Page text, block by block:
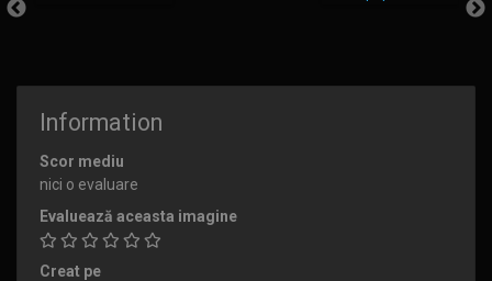
Information
Scor mediu
nici o evaluare
Evaluează aceasta imagine
Creat pe